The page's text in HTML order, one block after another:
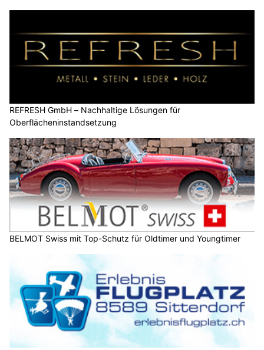
REFRESH GmbH – Nachhaltige Lösungen für
Oberflächeninstandsetzung
BELMOT Swiss mit Top-Schutz für Oldtimer und Youngtimer